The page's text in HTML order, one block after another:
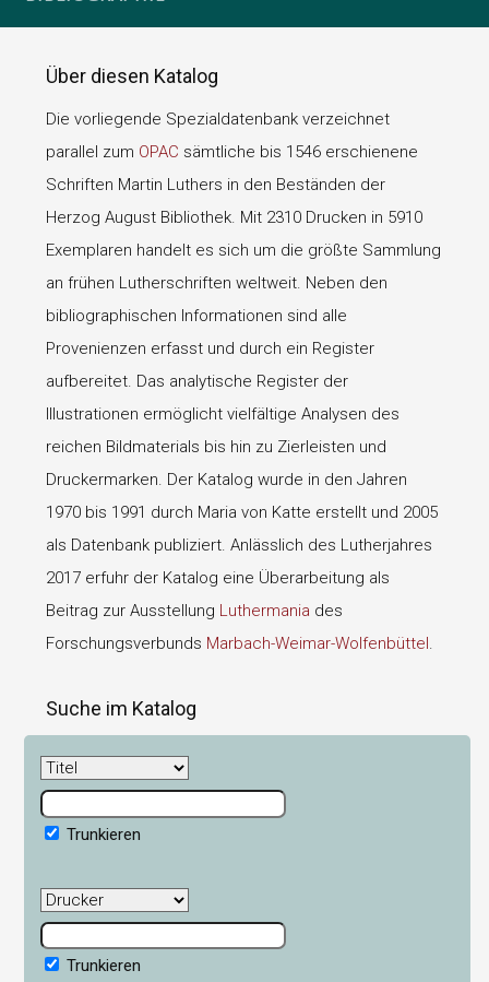
Über diesen Katalog
Die vorliegende Spezialdatenbank verzeichnet
parallel zum OPAC sämtliche bis 1546 erschienene
Schriften Martin Luthers in den Beständen der
Herzog August Bibliothek. Mit 2310 Drucken in 5910
Exemplaren handelt es sich um die größte Sammlung
an frühen Lutherschriften weltweit. Neben den
bibliographischen Informationen sind alle
Provenienzen erfasst und durch ein Register
aufbereitet. Das analytische Register der
Illustrationen ermöglicht vielfältige Analysen des
reichen Bildmaterials bis hin zu Zierleisten und
Druckermarken. Der Katalog wurde in den Jahren
1970 bis 1991 durch Maria von Katte erstellt und 2005
als Datenbank publiziert. Anlässlich des Lutherjahres
2017 erfuhr der Katalog eine Überarbeitung als
Beitrag zur Ausstellung Luthermania des
Forschungsverbunds Marbach-Weimar-Wolfenbüttel.
Suche im Katalog
Trunkieren
Trunkieren